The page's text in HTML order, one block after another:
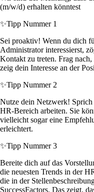
(m/w/d) erhalten könntest
✨Tipp Nummer 1
Sei proaktiv! Wenn du dich
Administrator interessierst,
Kontakt zu treten. Frag
zeig dein Interesse an der
✨Tipp Nummer 2
Nutze dein Netzwerk!
HR-Bereich arbeiten. Sie
vielleicht sogar eine
erleichtert.
✨Tipp Nummer 3
Bereite dich auf das
die neuesten Trends in der
die in der
SuccessFactors. Das zeigt,